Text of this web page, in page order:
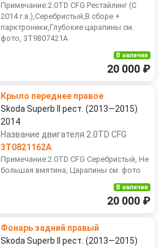
Примечание:2.0TD CFG Рестайлинг (С
2014 г.в.),Серебристый,В сборе +
парктроники,Глубокие царапины см.
фото, 3T9807421A
В наличии
20 000 ₽
Крыло переднее правое
Skoda Superb II рест. (2013—2015)
2014
Название двигателя 2.0TD CFG
3T0821162A
Примечание:2.0TD CFG Серебристый, Не
большая вмятина, Царапины см. фото
В наличии
20 000 ₽
Фонарь задний правый
Skoda Superb II рест. (2013—2015)